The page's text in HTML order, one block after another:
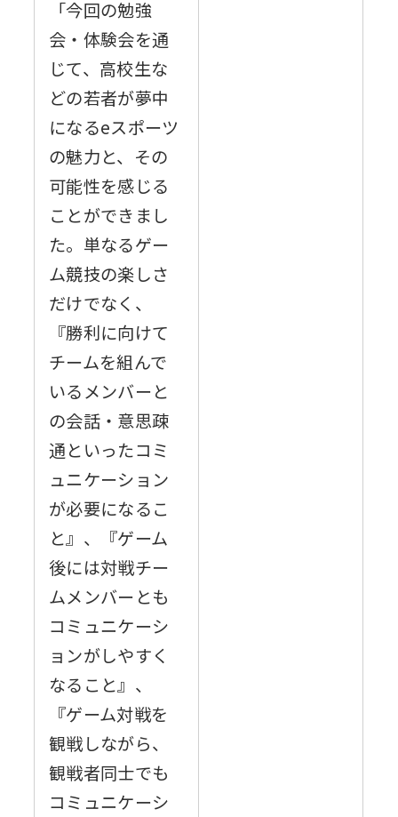
「今回の勉強
会・体験会を通
じて、高校生な
どの若者が夢中
になるeスポーツ
の魅力と、その
可能性を感じる
ことができまし
た。単なるゲー
ム競技の楽しさ
だけでなく、
『勝利に向けて
チームを組んで
いるメンバーと
の会話・意思疎
通といったコミ
ュニケーション
が必要になるこ
と』、『ゲーム
後には対戦チー
ムメンバーとも
コミュニケーシ
ョンがしやすく
なること』、
『ゲーム対戦を
観戦しながら、
観戦者同士でも
コミュニケーシ